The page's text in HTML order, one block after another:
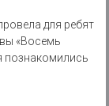
для ребят
«Восемь
познакомились